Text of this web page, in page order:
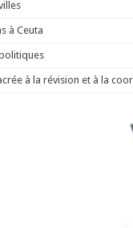
à Ceuta
à la révision et à la